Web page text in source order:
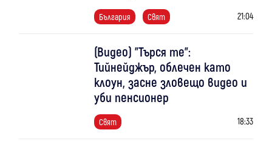
България Свят 21:04
(Видео) "Търся те":
Тийнейджър, облечен като
клоун, засне зловещо видео и
уби пенсионер
Свят 18:33